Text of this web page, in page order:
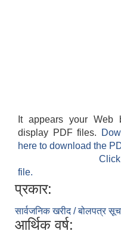
It appears your Web
display PDF files.
here to download the
file.
प्रकार:
सार्वजनिक खरीद / बोलपत्र
आर्थिक वर्ष: